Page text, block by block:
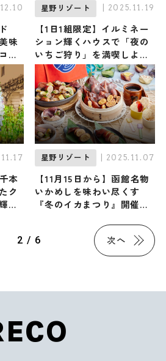
味
ー
使
ひ
星野リゾート | 2025.11.19
【1日1組限定】イルミネー
ション輝くハウスで「夜の
いちご狩り」を満喫しよう
♪ リゾナーレ熱海で『ナイ
トストロベリーツアー』1月
6日から開催
本
ク
く
ヶ
星野リゾート | 2025.11.07
【11月15日から】函館名物
いかめしを味わい尽くす
『冬のイカまつり』開催！
かめしカレー」も / OMO5
函館 by 星野リゾート
2 / 6 次へ